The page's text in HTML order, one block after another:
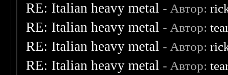
RE: Italian heavy metal - Автор:
RE: Italian heavy metal - Автор:
RE: Italian heavy metal - Автор:
RE: Italian heavy metal - Автор: